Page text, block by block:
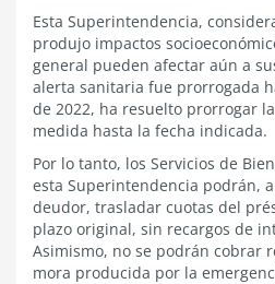
Esta Superintendencia,
produjo impactos
general pueden afectar aún a
alerta sanitaria fue prorrogada
de 2022, ha resuelto prorrogar
medida hasta la fecha indicada.
Por lo tanto, los Servicios de
esta Superintendencia podrán,
deudor, trasladar cuotas del
plazo original, sin recargos de
Asimismo, no se podrán cobrar
mora producida por la